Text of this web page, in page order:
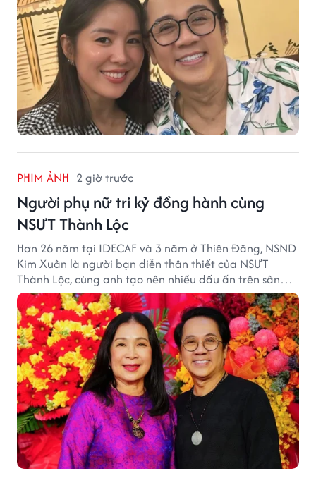
PHIM ẢNH 2 giờ trước
Người phụ nữ tri kỷ đồng hành cùng
NSƯT Thành Lộc
Hơn 26 năm tại IDECAF và 3 năm ở Thiên Đăng, NSND
Kim Xuân là người bạn diễn thân thiết của NSƯT
Thành Lộc, cùng anh tạo nên nhiều dấu ấn trên sân
khấu.